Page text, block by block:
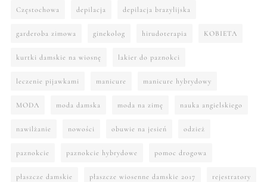
Częstochowa depilacja depilacja brazylijska
garderoba zimowa ginekolog hirudoterapia KOBIETA
kurtki damskie na wiosnę lakier do paznokci
leczenie pijawkami manicure manicure hybrydowy
MODA moda damska moda na zimę nauka angielskiego
nawilżanie nowości obuwie na jesień odzież
paznokcie paznokcie hybrydowe pomoc drogowa
płaszcze damskie płaszcze wiosenne damskie 2017 rejestratory